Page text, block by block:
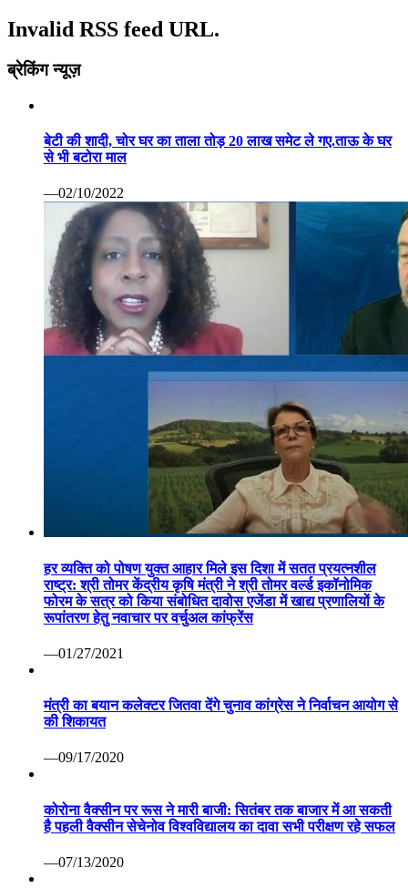
Invalid RSS feed URL.
ब्रेकिंग न्यूज़
बेटी की शादी, चोर घर का ताला तोड़ 20 लाख समेट ले गए.ताऊ के घर
से भी बटोरा माल
—02/10/2022
हर व्यक्ति को पोषण युक्त आहार मिले इस दिशा में सतत प्रयत्नशील
राष्ट्र: श्री तोमर केंद्रीय कृषि मंत्री ने श्री तोमर वर्ल्ड इकॉनोमिक
फोरम के सत्र को किया संबोधित दावोस एजेंडा में खाद्य प्रणालियों के
रूपांतरण हेतु नवाचार पर वर्चुअल कांफ्रेंस
—01/27/2021
मंत्री का बयान कलेक्टर जितवा देंगे चुनाव कांग्रेस ने निर्वाचन आयोग से
की शिकायत
—09/17/2020
कोरोना वैक्सीन पर रूस ने मारी बाजी: सितंबर तक बाजार में आ सकती
है पहली वैक्सीन सेचेनोव विश्वविद्यालय का दावा सभी परीक्षण रहे सफल
—07/13/2020